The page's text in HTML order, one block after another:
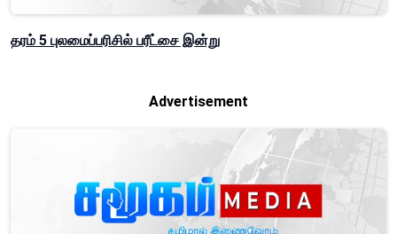
தரம் 5 புலமைப்பரிசில் பரீட்சை இன்று
Advertisement